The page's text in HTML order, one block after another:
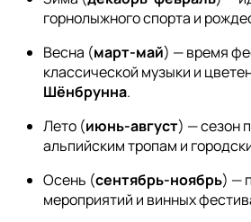
горнолыжного спорта и
Весна (март-май) — время
классической музыки и
Шёнбрунна.
Лето (июнь-август) — сезон
альпийским тропам и
Осень (сентябрь-ноябрь) —
мероприятий и винных